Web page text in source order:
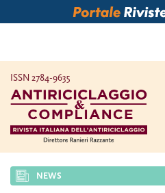
ISSN 2784-9635
NEWS